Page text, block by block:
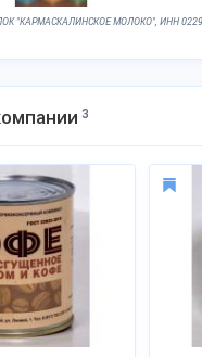
"КАРМАСКАЛИНСКОЕ МОЛОКО", ИНН
3